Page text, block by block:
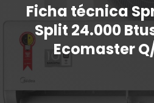
Ficha técnica
Split 24.000
Ecomaster